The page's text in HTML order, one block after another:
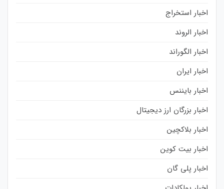
اخبار استخراج
اخبار الروند
اخبار الگوراند
اخبار ایران
اخبار بایننس
اخبار بزرگان ارز دیجیتال
اخبار بلاکچین
اخبار بیت کوین
اخبار پلی گان